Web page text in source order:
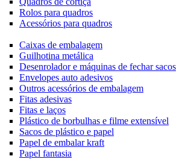
Rolos para quadros
Acessórios para quadros
Caixas de embalagem
Guilhotina metálica
Desenrolador e máquinas de fechar sacos
Envelopes auto adesivos
Outros acessórios de embalagem
Fitas adesivas
Fitas e laços
Plástico de borbulhas e filme extensível
Sacos de plástico e papel
Papel de embalar kraft
Papel fantasia